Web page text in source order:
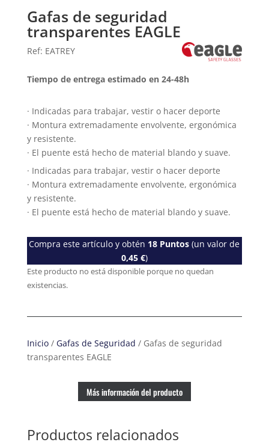
Gafas de seguridad
transparentes EAGLE
Ref: EATREY
Tiempo de entrega estimado en 24-48h
· Indicadas para trabajar, vestir o hacer deporte
· Montura extremadamente envolvente, ergonómica
y resistente.
· El puente está hecho de material blando y suave.
· Indicadas para trabajar, vestir o hacer deporte
· Montura extremadamente envolvente, ergonómica
y resistente.
· El puente está hecho de material blando y suave.
Compra este artículo y obtén 18 Puntos (un valor de
0,45 €)
Este producto no está disponible porque no quedan
existencias.
Inicio/ Gafas de Seguridad / Gafas de seguridad
transparentes EAGLE
Más información del producto
Productos relacionados